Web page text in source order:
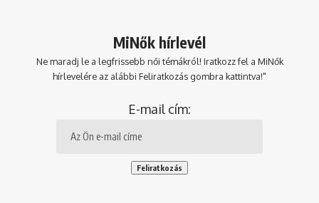
MiNők hírlevél
Ne maradj le a legfrissebb női témákról! Iratkozz fel a MiNők
hírlevelére az alábbi Feliratkozás gombra kattintva!"
E-mail cím: